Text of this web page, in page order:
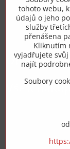
+420 775
Objednávky
Vše k
tohoto webu,
údajů o jeho
služby
přenášena
Kliknutím
vyjadřujete
najít
Soubory